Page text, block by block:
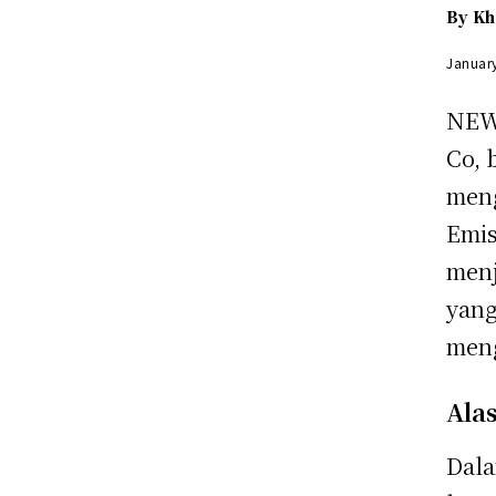
By
Co,